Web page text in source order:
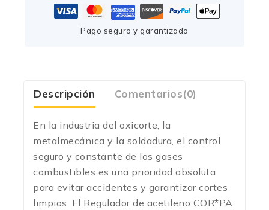
Pago seguro y garantizado
Descripción Comentarios(0)
En la industria del oxicorte, la
metalmecánica y la soldadura, el control
seguro y constante de los gases
combustibles es una prioridad absoluta
para evitar accidentes y garantizar cortes
limpios. El Regulador de acetileno COR*PA